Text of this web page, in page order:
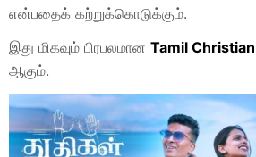
என்பதைக் கற்றுக்கொடுக்கும்.
இது மிகவும் பிரபலமான Tamil
ஆகும்.